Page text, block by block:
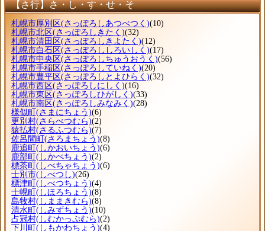
【さ行】さ・し・す・せ・そ
札幌市厚別区(さっぽろしあつべつく)(10)
札幌市北区(さっぽろしきたく)(32)
札幌市清田区(さっぽろしきよたく)(12)
札幌市白石区(さっぽろししろいしく)(17)
札幌市中央区(さっぽろしちゅうおうく)(56)
札幌市手稲区(さっぽろしていねく)(20)
札幌市豊平区(さっぽろしとよひらく)(32)
札幌市西区(さっぽろしにしく)(16)
札幌市東区(さっぽろしひがしく)(33)
札幌市南区(さっぽろしみなみく)(28)
様似町 (さまにちょう)(6)
更別村(さらべつむら)(2)
猿払村(さるふつむら)(7)
佐呂間町 (さろまちょう)(8)
鹿追町 (しかおいちょう)(6)
鹿部町 (しかべちょう)(2)
標茶町 (しべちゃちょう)(6)
士別市(しべつし)(26)
標津町 (しべつちょう)(4)
士幌町 (しほろちょう)(8)
島牧村(しままきむら)(8)
清水町 (しみずちょう)(10)
占冠村(しむかっぷむら)(2)
下川町 (しもかわちょう)(4)